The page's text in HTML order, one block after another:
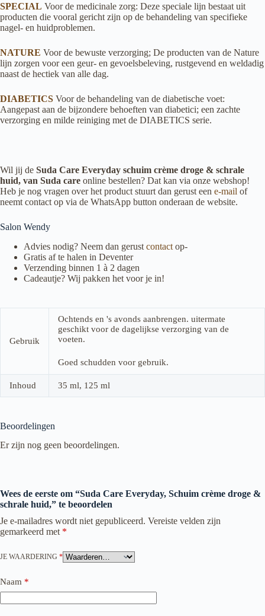
SPECIAL Voor de medicinale zorg: Deze speciale lijn bestaat uit
producten die vooral gericht zijn op de behandeling van specifieke
nagel- en huidproblemen.
NATURE Voor de bewuste verzorging; De producten van de Nature
lijn zorgen voor een geur- en gevoelsbeleving, rustgevend en weldadig
naast de hectiek van alle dag.
DIABETICS Voor de behandeling van de diabetische voet:
Aangepast aan de bijzondere behoeften van diabetici; een zachte
verzorging en milde reiniging met de DIABETICS serie.
Wil jij de Suda Care Everyday schuim crème droge & schrale
huid, van Suda care online bestellen? Dat kan via onze webshop!
Heb je nog vragen over het product stuurt dan gerust een e-mail of
neemt contact op via de WhatsApp button onderaan de website.
Salon Wendy
Advies nodig? Neem dan gerust contact op-
Gratis af te halen in Deventer
Verzending binnen 1 à 2 dagen
Cadeautje? Wij pakken het voor je in!
Gebruik
Ochtends en 's avonds aanbrengen. uitermate
geschikt voor de dagelijkse verzorging van de
voeten.
Goed schudden voor gebruik.
Inhoud 35 ml, 125 ml
Beoordelingen
Er zijn nog geen beoordelingen.
Wees de eerste om “Suda Care Everyday, Schuim crème droge &
schrale huid,” te beoordelen
Je e-mailadres wordt niet gepubliceerd. Vereiste velden zijn
gemarkeerd met *
JE WAARDERING *
Naam *